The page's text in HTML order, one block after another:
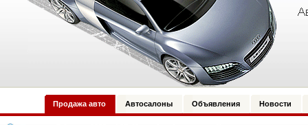
Продажа авто Автосалоны Объявления Новости